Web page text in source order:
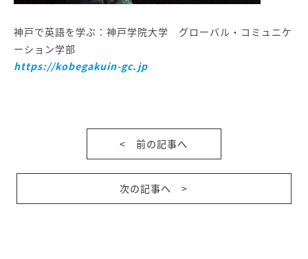
神戸で英語を学ぶ：神戸学院大学 グローバル・コミュニケ
ーション学部
https://kobegakuin-gc.jp
< 前の記事へ
次の記事へ >